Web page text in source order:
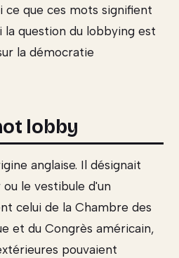
ce que ces mots signifient
question du lobbying est
la démocratie
lobby
anglaise. Il désignait
le vestibule d'un
celui de la Chambre des
et du Congrès américain,
pouvaient